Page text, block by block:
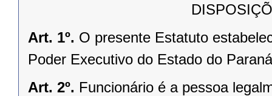
Art. 1º. O presente Estatuto
Poder Executivo do Estado do
Art. 2º. Funcionário é a pessoa